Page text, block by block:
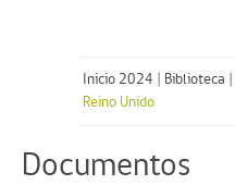
Inicio 2024 Biblioteca
Reino Unido
Documentos